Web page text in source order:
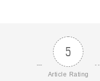
5
Article Rating